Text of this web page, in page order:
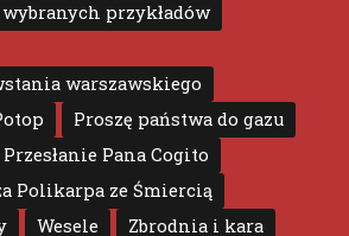
wybranych przykładów
warszawskiego
Proszę państwa do gazu
Przesłanie Pana Cogito
Polikarpa ze Śmiercią
Wesele Zbrodnia i kara